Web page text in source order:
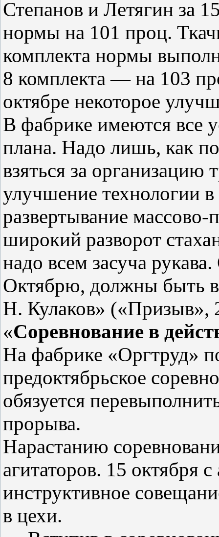
Степанов и Летягин за
нормы на 101 проц.
комплекта нормы
8 комплекта — на 103
октябре некоторое
В фабрике имеются все
плана. Надо лишь, как
взяться за организацию
улучшение технологии в
развертывание
широкий разворот
надо всем засуча
Октябрю, должны быть
Н. Кулаков» («Призыв»,
«Соревнование в
На фабрике «Оргтруд»
предоктябрьское
обязуется
прорыва.
Нарастанию
агитаторов. 15 октября
инструктивное
в цехи.